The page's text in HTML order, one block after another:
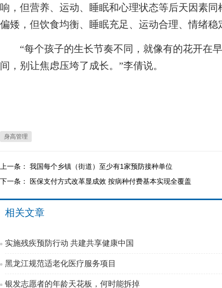
响，但营养、运动、睡眠和心理状态等后天因素
偏矮，但饮食均衡、睡眠充足、运动合理、情绪稳
“每个孩子的生长节奏不同，就像有的花开在
间，别让焦虑压垮了成长。”李倩说。
身高管理
上一条： 我国每个乡镇（街道）至少有1家预防接种单位
下一条：
医保支付方式改革显成效 按病种付费基本实现全覆盖
相关文章
实施残疾预防行动 共建共享健康中国
黑龙江规范适老化医疗服务项目
银发志愿者的年龄天花板，何时能拆掉